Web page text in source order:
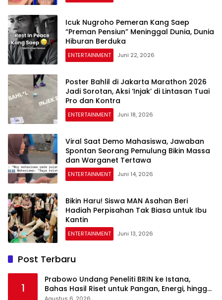
Icuk Nugroho Pemeran Kang Saep
“Preman Pensiun” Meninggal Dunia, Dunia
Hiburan Berduka
ENTERTAINMENT Juni 22, 2026
Poster Bahlil di Jakarta Marathon 2026
Jadi Sorotan, Aksi ‘Injak’ di Lintasan Tuai
Pro dan Kontra
ENTERTAINMENT Juni 18, 2026
Viral Saat Demo Mahasiswa, Jawaban
Spontan Seorang Pemulung Bikin Massa
dan Warganet Tertawa
ENTERTAINMENT Juni 14, 2026
Bikin Haru! Siswa MAN Asahan Beri
Hadiah Perpisahan Tak Biasa untuk Ibu
Kantin
ENTERTAINMENT Juni 13, 2026
Post Terbaru
1
Prabowo Undang Peneliti BRIN ke Istana,
Bahas Hasil Riset untuk Pangan, Energi, hingga